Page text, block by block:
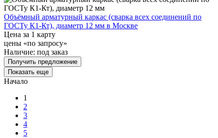
Объёмный арматурный каркас (сварка всех соединений по
ГОСТу К1-Кт), диаметр 12 мм в Москве
Цена за 1 карту
цены «по запросу»
Наличие: под заказ
Получить предложение
Показать еще
Начало
1
2
3
4
5